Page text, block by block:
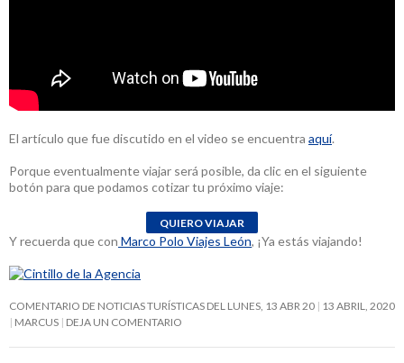
El artículo que fue discutido en el video se encuentra aquí.
Porque eventualmente viajar será posible, da clic en el siguiente
botón para que podamos cotizar tu próximo viaje:
Y recuerda que con Marco Polo Viajes León, ¡Ya estás viajando!
COMENTARIO DE NOTICIAS TURÍSTICAS DEL LUNES, 13 ABR 20
13 ABRIL, 2020
MARCUS DEJA UN COMENTARIO